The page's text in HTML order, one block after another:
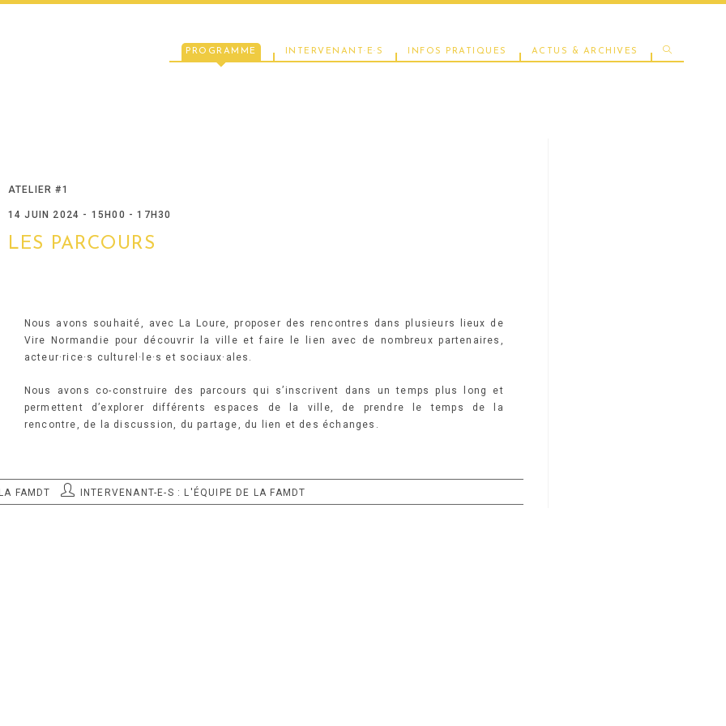
PROGRAMME INTERVENANT·E·S INFOS PRATIQUES ACTUS & ARCHIVES TOGGLE
ATELIER #1
14 JUIN 2024 - 15H00 - 17H30
LES PARCOURS
Nous avons souhaité, avec La Loure, proposer des rencontres dans plusieurs lieux de
Vire Normandie pour découvrir la ville et faire le lien avec de nombreux partenaires,
acteur·rice·s culturel·le·s et sociaux·ales.
Nous avons co-construire des parcours qui s’inscrivent dans un temps plus long et
permettent d’explorer différents espaces de la ville, de prendre le temps de la
rencontre, de la discussion, du partage, du lien et des échanges.
FAMDT
AUTEUR/AUTRICE
DE
INTERVENANT-E-S : L'ÉQUIPE DE LA FAMDT